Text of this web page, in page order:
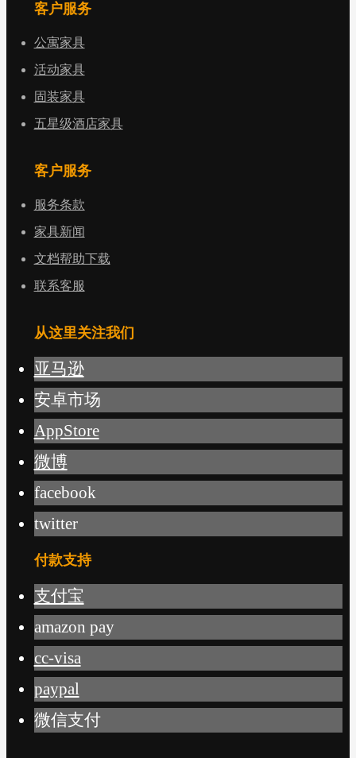
客户服务
公寓家具
活动家具
固装家具
五星级酒店家具
客户服务
服务条款
家具新闻
文档帮助下载
联系客服
从这里关注我们
亚马逊
安卓市场
AppStore
微博
facebook
twitter
付款支持
支付宝
amazon pay
cc-visa
paypal
微信支付